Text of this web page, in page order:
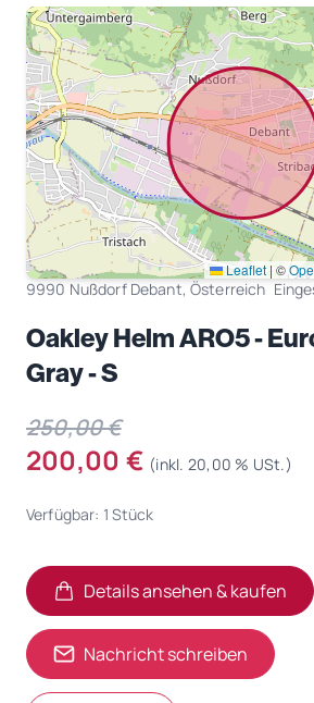
Leaflet | ©
9990 Nußdorf Debant, Österreich
Oakley Helm ARO5 -
Gray - S
250,00 €
200,00 € (inkl. 20,00 % USt.)
Verfügbar: 1 Stück
Details ansehen & kaufen
(öffnet in neuem
(öffnet in neuem
Nachricht schreiben